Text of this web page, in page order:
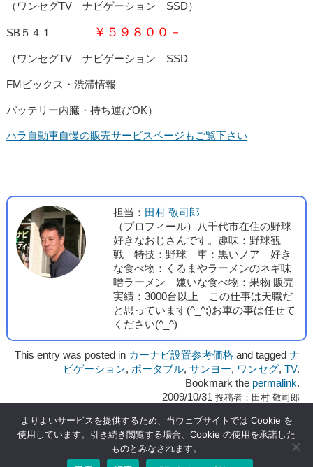
（ワンセグTV ナビゲーション SSD）
SB５４１ ￥５９８００－
（ワンセグTV ナビゲーション SSD
FMビックス・渋滞情報
バッテリー内臓・持ち運びOK）
ハラ自動車自慢の販売サービスページもご覧下さい
担当： 田村 敬司郎
（プロフィール）八千代市在住の野球
好きなおじさんです。趣味：野球観
戦 特技：野球 車：黒いノア 好き
な食べ物：くるまやラーメンのネギ味
噌ラーメン 嫌いな食べ物：果物 販売
実績：3000台以上 この仕事は天職だ
と思っています(^_^;)お車の事は任せて
ください(^_^)
This entry was posted in カーナビ設置参考価格 and taggedナ
ビゲーション, ポータブル,サンヨー, ワンセグ,TV.
Bookmark the permalink.
2009/10/31 投稿者： 田村 敬司郎
よりよいサービスを提供するため、当ウェブサイトでは Cookie を
使用しています。引き続き閲覧する場合、Cookie の使用を承諾した
ものとみなされます。